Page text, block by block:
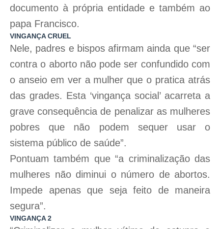
documento à própria entidade e também ao
papa Francisco.
VINGANÇA CRUEL
Nele, padres e bispos afirmam ainda que “ser
contra o aborto não pode ser confundido com
o anseio em ver a mulher que o pratica atrás
das grades. Esta ‘vingança social’ acarreta a
grave consequência de penalizar as mulheres
pobres que não podem sequer usar o
sistema público de saúde”.
Pontuam também que “a criminalização das
mulheres não diminui o número de abortos.
Impede apenas que seja feito de maneira
segura”.
VINGANÇA 2